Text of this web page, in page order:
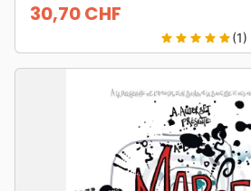
Prix
30,70 CHF
star star star star star(1)